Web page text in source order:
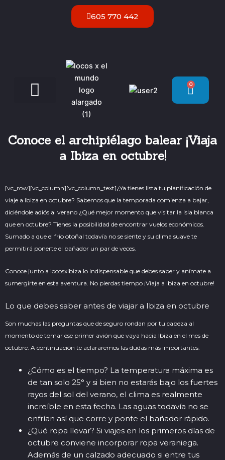
605 770 442
0
Conoce el archipiélago balear ¡Viaja
a Ibiza en octubre!
[vc_row][vc_column][vc_column_text]¿Ya tienes lista tu planificación de
viaje a Ibiza en octubre? Sabemos que la temporada comienza a bajar,
diciéndole adiós al verano ¿Qué mejor momento que visitar la isla blanca
que en octubre? Tienes la posibilidad de encontrar vuelos económicos.
Sumado a que el frío otoñal todavía no se siente y su clima suave te
permitirá ponerte el bañador un par de veces.
Conoce junto a locosxibiza lo indispensable que debes saber y anímate a
sumergirte en esta aventura. No pierdas tiempo ¡Viaja a Ibiza en octubre!
Lo que debes saber antes de viajar a Ibiza en octubre
Son muchas las preguntas que de seguro rondan por tu cabeza al
momento de tomar ese primer avión que vaya hacia Ibiza en el mes de
octubre. A continuación te aclararemos las dudas más importantes:
¿Cómo es el tiempo? La temperatura máxima es
de tan solo 25° y si bien no estarás bajo los fuertes
rayos del sol del verano, el clima es realmente
increíble en esta fecha. Las aguas todavía no se
enfrían así que corre y ponte el bañador rápido.
¿Qué ropa llevar? Si viajes en los primeros días de
octubre conviene incorporar ropa veraniega.
Además de un calzado adecuado si entre tus